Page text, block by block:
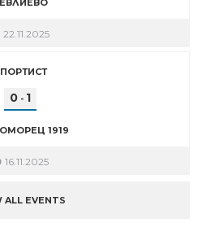
22.11.2025
0 - 1
1919
16.11.2025
ALL EVENTS